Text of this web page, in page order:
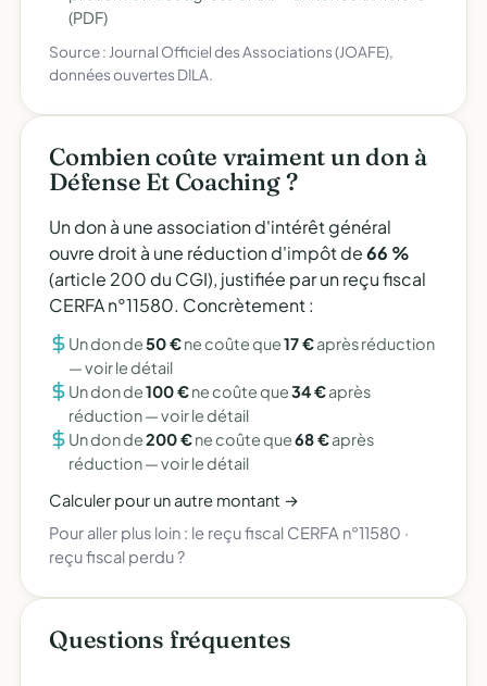
(PDF)
Source : Journal Officiel des Associations (JOAFE),
données ouvertes DILA.
Combien coûte vraiment un don à
Défense Et Coaching ?
Un don à une association d'intérêt général
ouvre droit à une réduction d'impôt de66 %
(article 200 du CGI), justifiée par un reçu fiscal
CERFA n°11580. Concrètement :
Un don de50 €ne coûte que17 €après réduction
—voir le détail
Un don de100 €ne coûte que34 €après
réduction —voir le détail
Un don de200 €ne coûte que68 €après
réduction —voir le détail
Calculer pour un autre montant →
Pour aller plus loin : le reçu fiscal CERFA n°11580 ·
reçu fiscal perdu ?
Questions fréquentes